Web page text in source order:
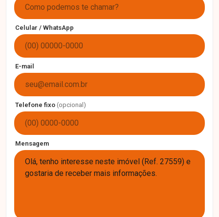
Celular / WhatsApp
E-mail
Telefone fixo (opcional)
Mensagem